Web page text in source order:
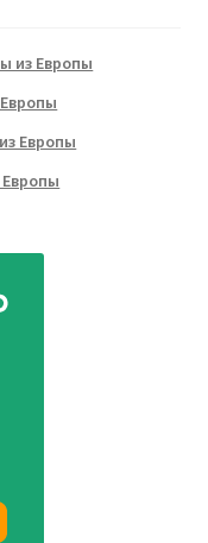
из Европы
Европы